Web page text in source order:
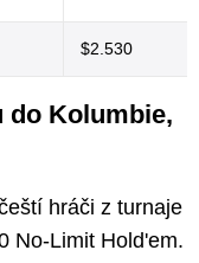
$2.530
do Kolumbie,
hráči z turnaje
No-Limit Hold'em.